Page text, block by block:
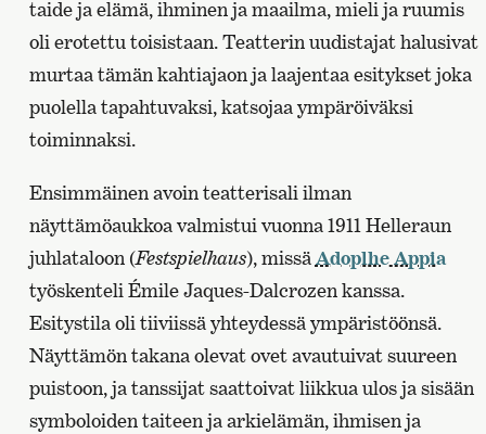
taide ja elämä, ihminen ja maailma, mieli ja ruumis
oli erotettu toisistaan. Teatterin uudistajat halusivat
murtaa tämän kahtiajaon ja laajentaa esitykset joka
puolella tapahtuvaksi, katsojaa ympäröiväksi
toiminnaksi.
Ensimmäinen avoin teatterisali ilman
näyttämöaukkoa valmistui vuonna 1911 Helleraun
juhlataloon (Festspielhaus), missäAdoplhe Appia
työskenteli Émile Jaques-Dalcrozen kanssa.
Esitystila oli tiiviissä yhteydessä ympäristöönsä.
Näyttämön takana olevat ovet avautuivat suureen
puistoon, ja tanssijat saattoivat liikkua ulos ja sisään
symboloiden taiteen ja arkielämän, ihmisen ja